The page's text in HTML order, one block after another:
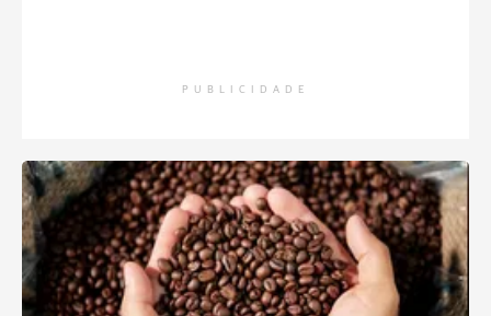
PUBLICIDADE